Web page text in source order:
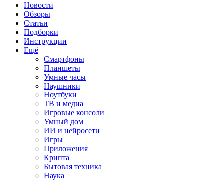
Новости
Обзоры
Статьи
Подборки
Инструкции
Ещё
Смартфоны
Планшеты
Умные часы
Наушники
Ноутбуки
ТВ и медиа
Игровые консоли
Умный дом
ИИ и нейросети
Игры
Приложения
Крипта
Бытовая техника
Наука